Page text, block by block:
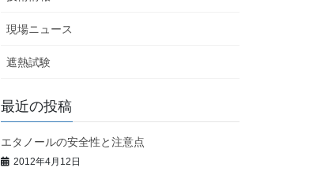
現場ニュース
遮熱試験
最近の投稿
エタノールの安全性と注意点
2012年4月12日